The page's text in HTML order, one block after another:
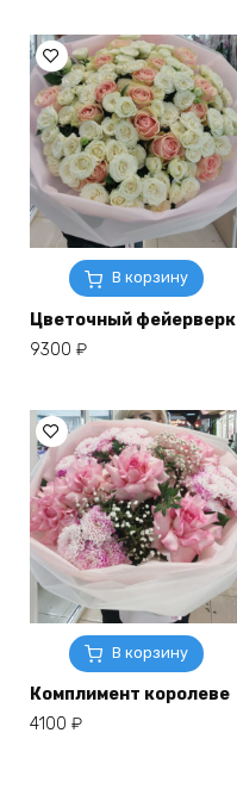
В корзину
Цветочный фейерверк
9300 ₽
В корзину
Комплимент королеве
4100 ₽